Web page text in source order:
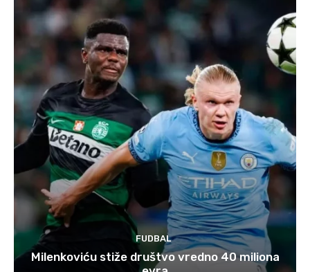
FUDBAL
Milenkoviću stiže društvo vredno 40 miliona